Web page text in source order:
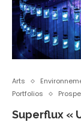
Arts
Portfolios
Superflux «